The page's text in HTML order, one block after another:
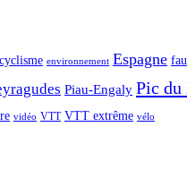
cyclisme environnement Espagne
Piau-Engaly Pic
vidéo VTT VTT extrême vélo